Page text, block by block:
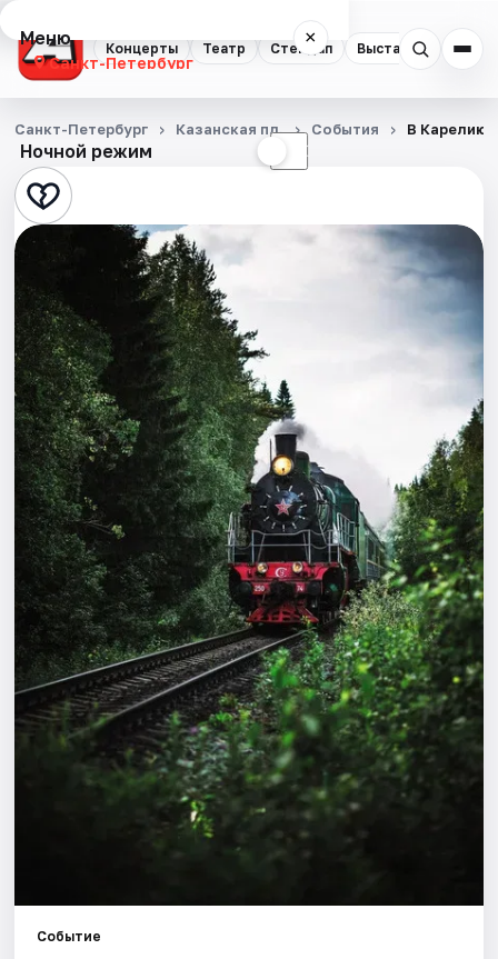
Концерты Театр Стендап Выставки
Меню ×
Санкт-Петербург
Концерты
Театр
Стендап
Выставки
Квесты
Экскурсии
Спорт
События
Города
Площадки
Артисты
Рейтинги
Ночной режим ☾
Санкт-Петербург Казанская пл. События В Карелию
Событие